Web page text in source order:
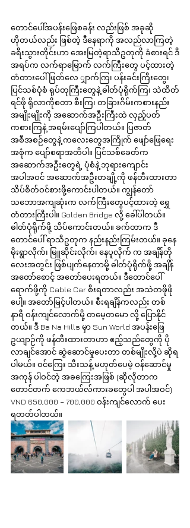
တောင်ပေါ်အပန်းဖြေစခန်း လည်းဖြစ် အခုဆို
ဟိုတယ်လည်း ဖြစ်တဲ့ ဒီနေရာကို အလည်လာကြတဲ့
ခရီးသွားတိုင်းဟာ အေးမြတဲ့ရာသီဥတုကို ခံစားရင် ဒီ
အရပ်က လက်ရာမြောက် လက်ကြီးတွေ ပင့်ထားတဲ့
တံတားပေါ် ဖြတ်လေ ျှာက်ကြ၊ ပန်းခင်းကြီးတွေ၊
ပြင်သစ်ပုံစံ ရုပ်တုကြီးတွေနဲ့ ဓါတ်ပုံရိုက်ကြ၊ သဲထိတ်
ရင်ဖို ရိုလာကိုစတာ စီးကြ၊ တခြားဂိမ်းကစားနည်း
အမျိုးမျိုးကို အဆောက်အဦးကြီးထဲ လှည့်ပတ်
ကစားကြနဲ့ အရမ်းပျော်ကြပါတယ်။ ပြဇာတ်
အစီအစဉ်တွေနဲ့ ကလေးတွေအကြိုက် ဖျော်ဖြေရေး
အစုံက ပျော်စရာအတိပါ။ ပြင်သစ်ခေတ်က
အဆောက်အဦးတွေရဲ့ ပုံစံနဲ့ ဘုရားကျောင်း
အပါအဝင် အဆောက်အဦးတချို့ကို ဖန်တီးထားတာ
သိပ်စိတ်ဝင်စားဖို့ကောင်းပါတယ်။ ကျွန်တော်
သဘောအကျဆုံးက လက်ကြီးတွေပင့်ထားတဲ့ ရွှေ
တံတားကြီးပါ။ Golden Bridge လို့ ခေါ်ပါတယ်။
ဓါတ်ပုံရိုက်ဖို့ သိပ်ကောင်းတယ်။ ခက်တာက ဒီ
တောင်ပေါ် ရာသီဥတုက နည်းနည်းကြမ်းတယ်။ ခုနေ
မိုးရွာလိုက်၊ မြူဆိုင်းလိုက်၊ နေပူလိုက် က အချိန်တို
လေးအတွင်း ဖြစ်ပျက်နေတာမို့ ဓါတ်ပုံရိုက်ဖို့ အချိန်
အတော်စောင့် အတော်ပေးရတယ်။ ဒီတောင်ပေါ်
ရောက်ဖို့ကို Cable Car စီးရတာလည်း အသဲတဖိုဖို
ပေါ့။ အတော်မြင့်ပါတယ်။ စီးရချိန်ကလည်း တစ်
နာရီ ဝန်းကျင်လောက်မို့ တမေ့တမော လို့ ပြောနိုင်
တယ်။ ဒီ Ba Na Hills မှာ Sun World အပန်းဖြေ
ဥယျာဉ်ကို ဖန်တီးထားတာဟာ ဧည့်သည်တွေကို ပို
လာချင်အောင် ဆွဲဆောင်မှုပေးတာ တစ်မျိုးလို့ပဲ ဆိုရ
ပါမယ်။ ဝင်ကြေး သီးသန့် မဟုတ်ပေမဲ့ ဝန်ဆောင်မှု
အကုန် ပါဝင်တဲ့ အခကြေးအဖြစ် (ဆိုလိုတာက
တောင်တက် ကေဘယ်လ်ကားခတွေပါ အပါအဝင်)
VND 650,000 – 700,000 ဝန်းကျင်လောက် ပေး
ရတတ်ပါတယ်။